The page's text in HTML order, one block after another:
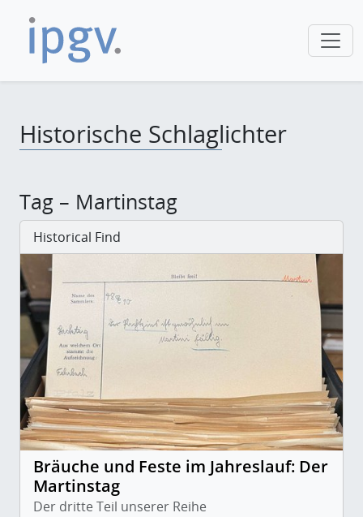
Historische Schlaglichter
Tag – Martinstag
Historical Find
Bräuche und Feste im Jahreslauf: Der
Martinstag
Der dritte Teil unserer Reihe